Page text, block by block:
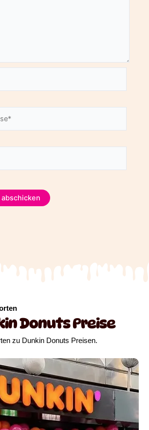
Donuts Preise
zu Dunkin Donuts Preisen.